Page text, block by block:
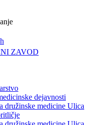
ZAVOD
dejavnosti
družinske medicine Ulica